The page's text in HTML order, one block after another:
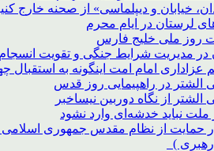
خیابان و دیپلماسی» از صحنه خارج
لرستان در ایام محرم
روز ملی خلیج فارس
در مدیریت شرایط جنگی و تقویت
امام امت اینگونه به استقبال
الشتر در راهپیمایی روز قدس
از نگاه دوربین نیساخبر
ملت نباید خدشه‌ای وارد نشود
در حمایت از نظام مقدس جمهوری اسلامی
رهبری )